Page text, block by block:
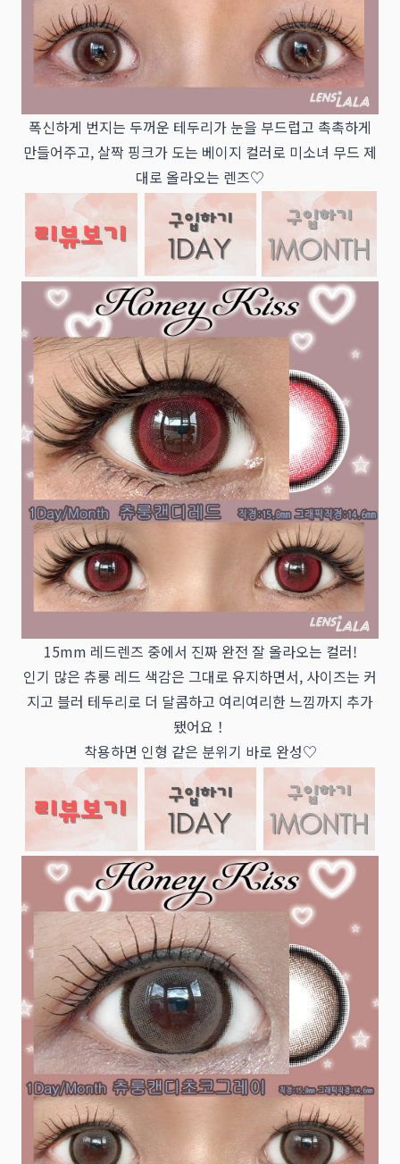
폭신하게 번지는 두꺼운 테두리가 눈을 부드럽고 촉촉하게
만들어주고, 살짝 핑크가 도는 베이지 컬러로 미소녀 무드 제
대로 올라오는 렌즈♡
15mm 레드렌즈 중에서 진짜 완전 잘 올라오는 컬러!
인기 많은 츄룽 레드 색감은 그대로 유지하면서, 사이즈는 커
지고 블러 테두리로 더 달콤하고 여리여리한 느낌까지 추가
됐어요！
착용하면 인형 같은 분위기 바로 완성♡